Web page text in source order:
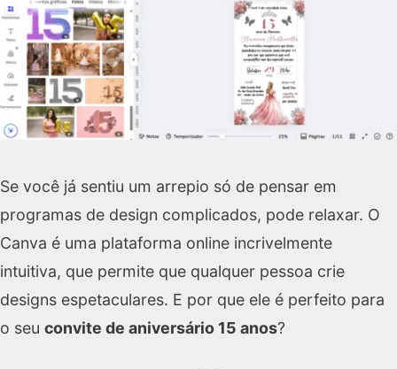
Se você já sentiu um arrepio só de pensar em
programas de design complicados, pode relaxar. O
Canva é uma plataforma online incrivelmente
intuitiva, que permite que qualquer pessoa crie
designs espetaculares. E por que ele é perfeito para
o seu convite de aniversário 15 anos?